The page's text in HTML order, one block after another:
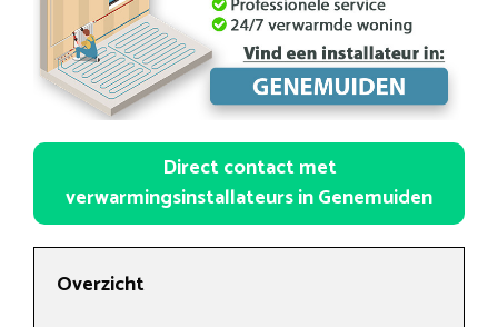
Direct contact met
verwarmingsinstallateurs in Genemuiden
Overzicht